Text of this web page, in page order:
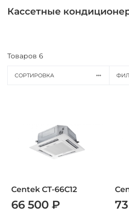
Кассетные
Товаров 6
СОРТИРОВКА
Centek CT-66C12
66 500 ₽